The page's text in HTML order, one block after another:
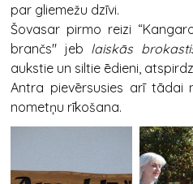
par gliemežu dzīvi.
Šovasar pirmo reizi
brančs" jeb laiskās
aukstie un siltie ēdieni,
Antra pievērsusies arī tādai
nometņu rīkošana.